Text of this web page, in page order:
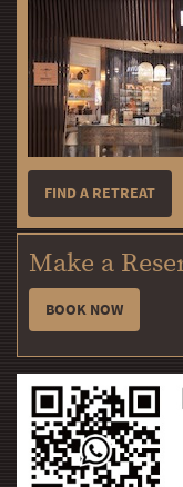
FIND A RETREAT
Make a
BOOK NOW